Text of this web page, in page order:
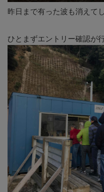
昨日まで有った波も消えて
ひとまずエントリー確認が